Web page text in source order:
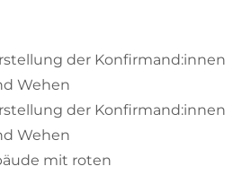
der Konfirmand:innen
Wehen
der Konfirmand:innen
Wehen